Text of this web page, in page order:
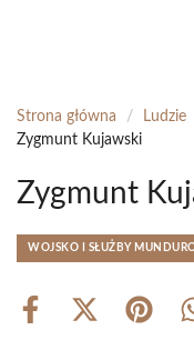
Strona główna / Ludzie
Zygmunt Kujawski
Zygmunt
WOJSKO I SŁUŻBY
Share
Share Share